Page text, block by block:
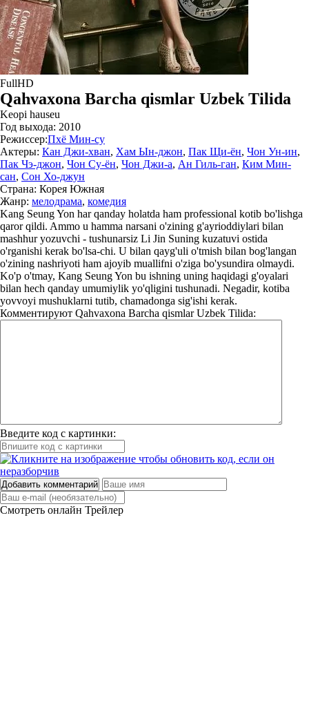
FullHD
Qahvaxona Barcha qismlar Uzbek Tilida
Keopi hauseu
Год выхода: 2010
Режиссер:Пхё Мин-су
Актеры: Кан Джи-хван, Хам Ын-джон, Пак Щи-ён, Чон Ун-ин,
Пак Чэ-джон, Чон Су-ён, Чон Джи-а, Ан Гиль-ган, Ким Мин-
сан, Сон Хо-джун
Страна: Корея Южная
Жанр: мелодрама, комедия
Kang Seung Yon har qanday holatda ham professional kotib bo'lishga
qaror qildi. Ammo u hamma narsani o'zining g'ayrioddiylari bilan
mashhur yozuvchi - tushunarsiz Li Jin Suning kuzatuvi ostida
o'rganishi kerak bo'lsa-chi. U bilan qayg'uli o'tmish bilan bog'langan
o'zining nashriyoti ham ajoyib muallifni o'ziga bo'ysundira olmaydi.
Ko'p o'tmay, Kang Seung Yon bu ishning uning haqidagi g'oyalari
bilan hech qanday umumiylik yo'qligini tushunadi. Negadir, kotiba
yovvoyi mushuklarni tutib, chamadonga sig'ishi kerak.
Комментируют Qahvaxona Barcha qismlar Uzbek Tilida:
Введите код с картинки:
Добавить комментарий
Смотреть онлайн Трейлер